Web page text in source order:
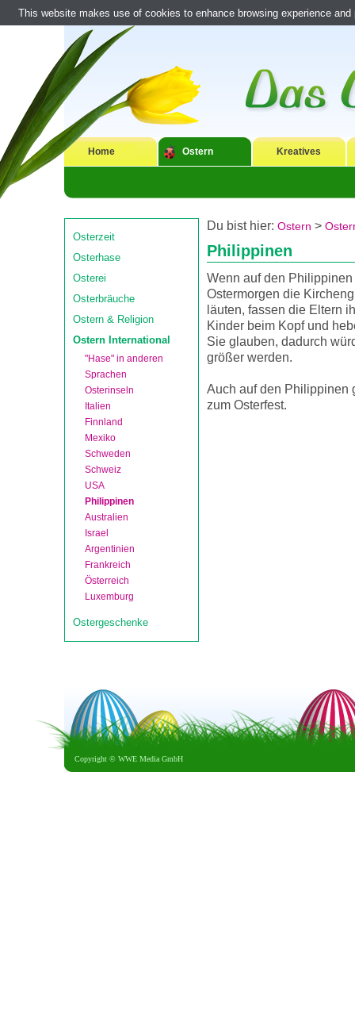
Home Ostern Kreatives
Osterzeit
Osterhase
Osterei
Osterbräuche
Ostern & Religion
Ostern International
"Hase" in anderen
Sprachen
Osterinseln
Italien
Finnland
Mexiko
Schweden
Schweiz
USA
Philippinen
Australien
Israel
Argentinien
Frankreich
Österreich
Luxemburg
Ostergeschenke
Du bist hier: Ostern >
Philippinen
Wenn auf den Philippinen
Ostermorgen die
läuten, fassen die Eltern
Kinder beim Kopf und
Sie glauben, dadurch
größer werden.
Auch auf den Philippinen
zum Osterfest.
Copyright © WWE Media GmbH
This website makes use of cookies to enhance browsing experience